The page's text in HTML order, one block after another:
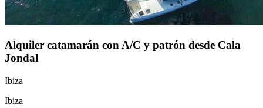
Alquiler catamarán con A/C y patrón desde Cala
Jondal
Ibiza
Ibiza